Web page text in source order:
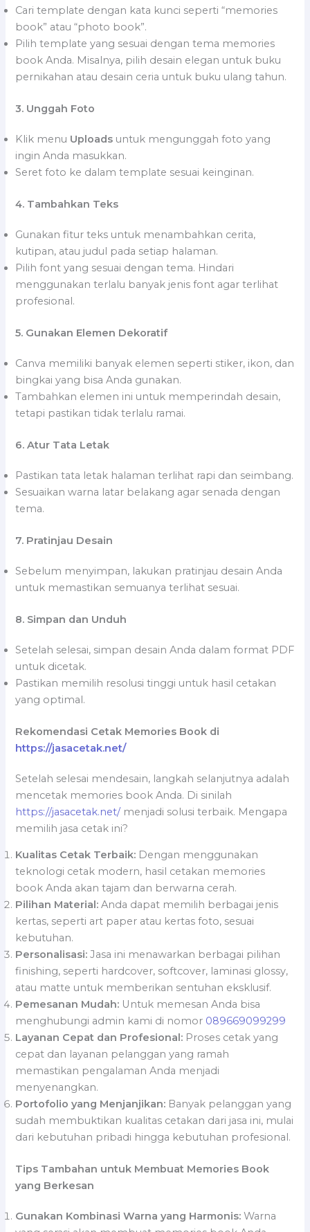
Cari template dengan kata kunci seperti “memories
book” atau “photo book”.
Pilih template yang sesuai dengan tema memories
book Anda. Misalnya, pilih desain elegan untuk buku
pernikahan atau desain ceria untuk buku ulang tahun.
3. Unggah Foto
Klik menu Uploads untuk mengunggah foto yang
ingin Anda masukkan.
Seret foto ke dalam template sesuai keinginan.
4. Tambahkan Teks
Gunakan fitur teks untuk menambahkan cerita,
kutipan, atau judul pada setiap halaman.
Pilih font yang sesuai dengan tema. Hindari
menggunakan terlalu banyak jenis font agar terlihat
profesional.
5. Gunakan Elemen Dekoratif
Canva memiliki banyak elemen seperti stiker, ikon, dan
bingkai yang bisa Anda gunakan.
Tambahkan elemen ini untuk memperindah desain,
tetapi pastikan tidak terlalu ramai.
6. Atur Tata Letak
Pastikan tata letak halaman terlihat rapi dan seimbang.
Sesuaikan warna latar belakang agar senada dengan
tema.
7. Pratinjau Desain
Sebelum menyimpan, lakukan pratinjau desain Anda
untuk memastikan semuanya terlihat sesuai.
8. Simpan dan Unduh
Setelah selesai, simpan desain Anda dalam format PDF
untuk dicetak.
Pastikan memilih resolusi tinggi untuk hasil cetakan
yang optimal.
Rekomendasi Cetak Memories Book di
https://jasacetak.net/
Setelah selesai mendesain, langkah selanjutnya adalah
mencetak memories book Anda. Di sinilah
https://jasacetak.net/menjadi solusi terbaik. Mengapa
memilih jasa cetak ini?
Kualitas Cetak Terbaik: Dengan menggunakan
teknologi cetak modern, hasil cetakan memories
book Anda akan tajam dan berwarna cerah.
Pilihan Material: Anda dapat memilih berbagai jenis
kertas, seperti art paper atau kertas foto, sesuai
kebutuhan.
Personalisasi: Jasa ini menawarkan berbagai pilihan
finishing, seperti hardcover, softcover, laminasi glossy,
atau matte untuk memberikan sentuhan eksklusif.
Pemesanan Mudah: Untuk memesan Anda bisa
menghubungi admin kami di nomor 089669099299
Layanan Cepat dan Profesional: Proses cetak yang
cepat dan layanan pelanggan yang ramah
memastikan pengalaman Anda menjadi
menyenangkan.
Portofolio yang Menjanjikan: Banyak pelanggan yang
sudah membuktikan kualitas cetakan dari jasa ini, mulai
dari kebutuhan pribadi hingga kebutuhan profesional.
Tips Tambahan untuk Membuat Memories Book
yang Berkesan
Gunakan Kombinasi Warna yang Harmonis: Warna